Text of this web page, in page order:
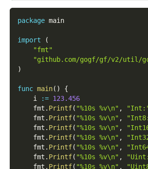
package main
import
(
"fmt"
"github.com/gogf/gf/v2/util/
)
func main( )
{
    i
:= 123.456
    fmt
. Printf( "%10s %v\n" ,
    fmt
. Printf( "%10s %v\n" ,
    fmt
. Printf( "%10s %v\n" ,
    fmt
. Printf( "%10s %v\n" ,
    fmt
. Printf( "%10s %v\n" ,
    fmt
. Printf( "%10s %v\n" ,
    fmt
. Printf( "%10s %v\n" ,